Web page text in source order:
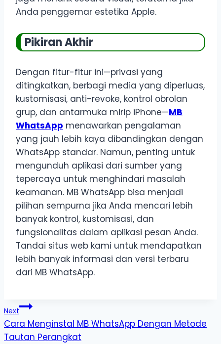
Anda penggemar estetika Apple.
Pikiran Akhir
Dengan fitur-fitur ini—privasi yang
ditingkatkan, berbagi media yang diperluas,
kustomisasi, anti-revoke, kontrol obrolan
grup, dan antarmuka mirip iPhone—MB
WhatsApp menawarkan pengalaman
yang jauh lebih kaya dibandingkan dengan
WhatsApp standar. Namun, penting untuk
mengunduh aplikasi dari sumber yang
tepercaya untuk menghindari masalah
keamanan. MB WhatsApp bisa menjadi
pilihan sempurna jika Anda mencari lebih
banyak kontrol, kustomisasi, dan
fungsionalitas dalam aplikasi pesan Anda.
Tandai situs web kami untuk mendapatkan
lebih banyak informasi dan versi terbaru
dari MB WhatsApp.
Post
navigation
Next
Cara Menginstal MB WhatsApp Dengan Metode
Tautan Perangkat